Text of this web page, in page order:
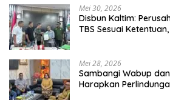
Mei 30, 2026
Disbun Kaltim:
TBS Sesuai
Mei 28, 2026
Sambangi Wabup dan
Harapkan